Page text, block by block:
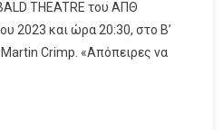
THEATRE του ΑΠΘ
2023 και ώρα 20:30, στο Β’
Crimp. «Απόπειρες να